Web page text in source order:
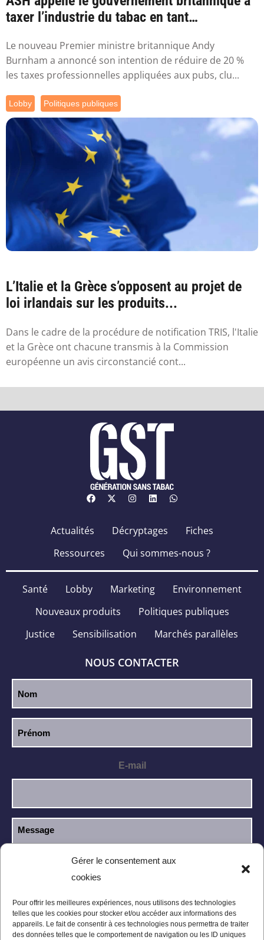
Gérer le consentement aux
cookies
Pour offrir les meilleures expériences, nous utilisons des technologies
telles que les cookies pour stocker et/ou accéder aux informations des
appareils. Le fait de consentir à ces technologies nous permettra de traiter
des données telles que le comportement de navigation ou les ID uniques
taxer l’industrie du tabac en tant
Le nouveau Premier ministre britannique Andy
Burnham a annoncé son intention de réduire de 20 %
les taxes professionnelles appliquées aux pubs, clu...
Lobby Politiques publiques
L’Italie et la Grèce s’opposent au projet de
loi irlandais sur les produits...
Dans le cadre de la procédure de notification TRIS, l'Italie
et la Grèce ont chacune transmis à la Commission
européenne un avis circonstancié cont...
Actualités Décryptages
Fiches
Ressources
Qui sommes-nous ?
Santé Lobby Marketing
Environnement
Nouveaux produits
Politiques publiques
Justice
Sensibilisation Marchés parallèles
NOUS CONTACTER
E-mail
J’ai lu et j’accepte la
confidentialité.